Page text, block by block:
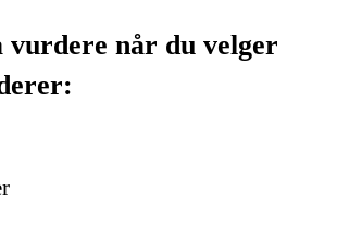
når du velger